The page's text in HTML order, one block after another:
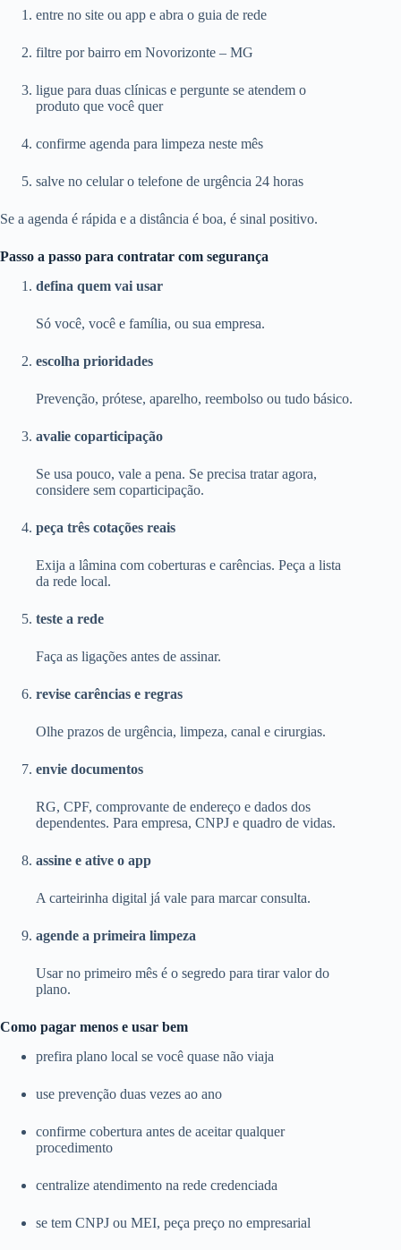
entre no site ou app e abra o guia de rede
filtre por bairro em Novorizonte – MG
ligue para duas clínicas e pergunte se atendem o
produto que você quer
confirme agenda para limpeza neste mês
salve no celular o telefone de urgência 24 horas
Se a agenda é rápida e a distância é boa, é sinal positivo.
Passo a passo para contratar com segurança
defina quem vai usar
Só você, você e família, ou sua empresa.
escolha prioridades
Prevenção, prótese, aparelho, reembolso ou tudo básico.
avalie coparticipação
Se usa pouco, vale a pena. Se precisa tratar agora,
considere sem coparticipação.
peça três cotações reais
Exija a lâmina com coberturas e carências. Peça a lista
da rede local.
teste a rede
Faça as ligações antes de assinar.
revise carências e regras
Olhe prazos de urgência, limpeza, canal e cirurgias.
envie documentos
RG, CPF, comprovante de endereço e dados dos
dependentes. Para empresa, CNPJ e quadro de vidas.
assine e ative o app
A carteirinha digital já vale para marcar consulta.
agende a primeira limpeza
Usar no primeiro mês é o segredo para tirar valor do
plano.
Como pagar menos e usar bem
prefira plano local se você quase não viaja
use prevenção duas vezes ao ano
confirme cobertura antes de aceitar qualquer
procedimento
centralize atendimento na rede credenciada
se tem CNPJ ou MEI, peça preço no empresarial